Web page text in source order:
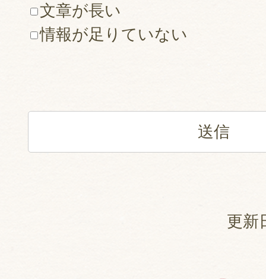
文章が長い
情報が足りていない
更新